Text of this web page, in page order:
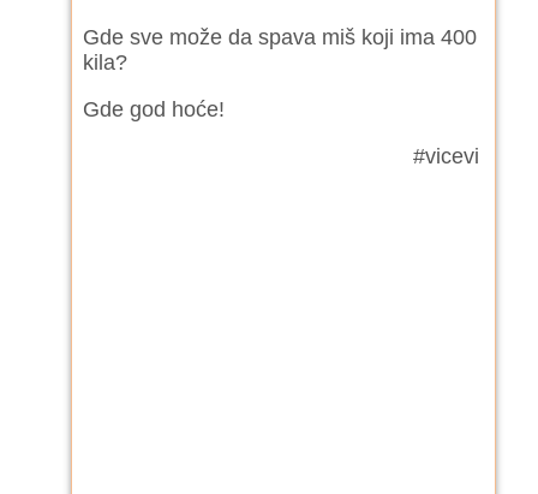
Gde sve može da spava miš koji ima 400
kila?
Gde god hoće!
#vicevi